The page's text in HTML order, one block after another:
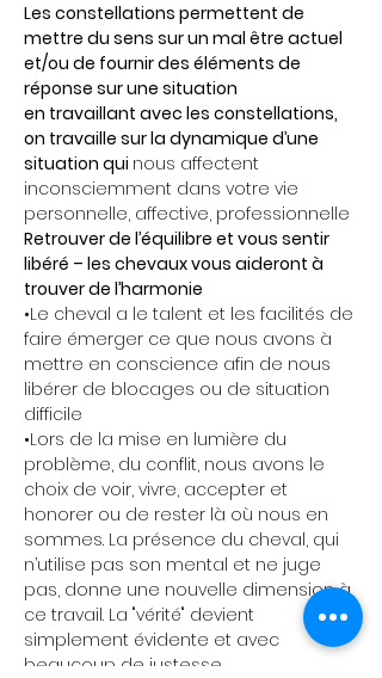
Les constellations permettent de
mettre du sens sur un mal être actuel
et/ou de fournir des éléments de
réponse sur une situation
en travaillant avec les constellations,
on travaille sur la dynamique d’une
situation qui nous affectent
inconsciemment dans votre vie
personnelle, affective, professionnelle
Retrouver de l’équilibre et vous sentir
libéré – les chevaux vous aideront à
trouver de l’harmonie
•Le cheval a le talent et les facilités de
faire émerger ce que nous avons à
mettre en conscience afin de nous
libérer de blocages ou de situation
difficile
•Lors de la mise en lumière du
problème, du conflit, nous avons le
choix de voir, vivre, accepter et
honorer ou de rester là où nous en
sommes. La présence du cheval, qui
n’utilise pas son mental et ne juge
pas, donne une nouvelle dimension à
ce travail. La "vérité" devient
simplement évidente et avec
beaucoup de justesse.